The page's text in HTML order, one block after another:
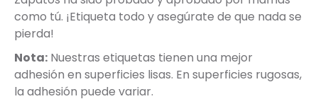
como tú. ¡Etiqueta todo y asegúrate de que nada se
pierda!
Nota: Nuestras etiquetas tienen una mejor
adhesión en superficies lisas. En superficies rugosas,
la adhesión puede variar.